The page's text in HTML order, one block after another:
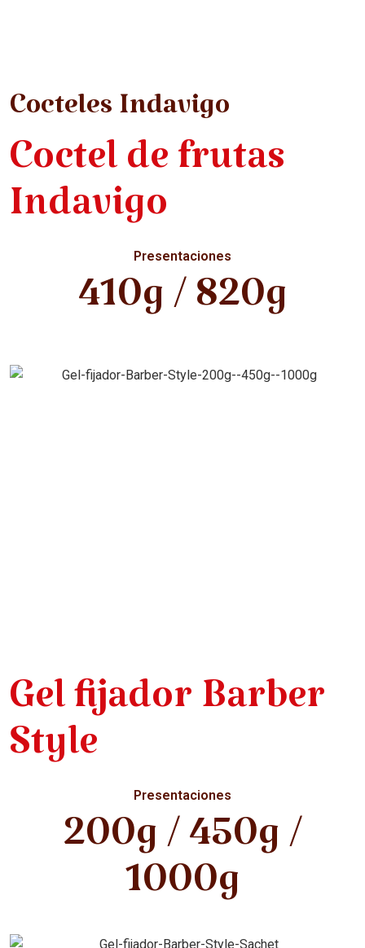
Cocteles Indavigo
Coctel de frutas
Indavigo
Presentaciones
410g / 820g
Gel fijador Barber
Style
Presentaciones
200g / 450g /
1000g